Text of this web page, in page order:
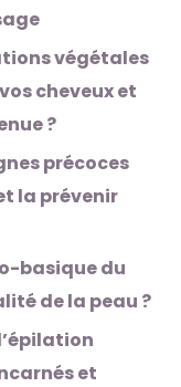
végétales
cheveux et
?
précoces
la prévenir
basique du
de la peau ?
et